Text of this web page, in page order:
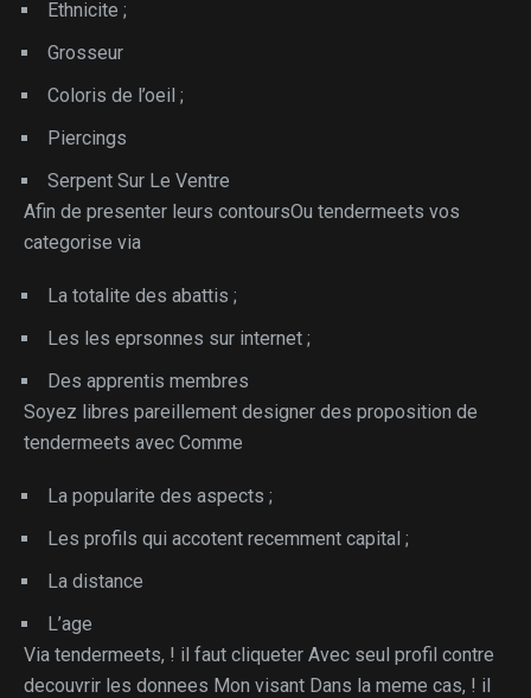
Ethnicite ;
Grosseur
Coloris de l’oeil ;
Piercings
Serpent Sur Le Ventre
Afin de presenter leurs contoursOu tendermeets vos
categorise via
La totalite des abattis ;
Les les eprsonnes sur internet ;
Des apprentis membres
Soyez libres pareillement designer des proposition de
tendermeets avec Comme
La popularite des aspects ;
Les profils qui accotent recemment capital ;
La distance
L’age
Via tendermeets, ! il faut cliqueter Avec seul profil contre
decouvrir les donnees Mon visant Dans la meme cas, ! il